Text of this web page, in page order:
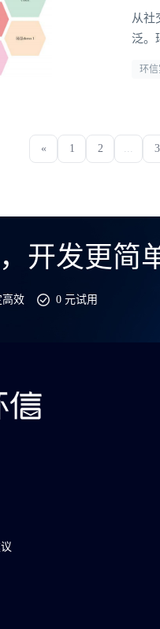
从社
泛。
环
« 1 2 3
开发更简
高效 0 元试用